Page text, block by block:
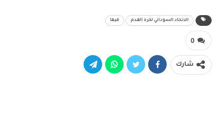
الاتحاد السوداني لكرة القدم فيفا
0
شارك